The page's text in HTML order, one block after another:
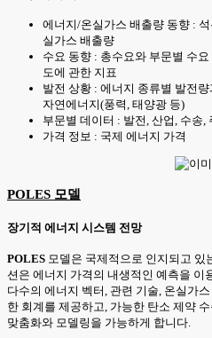
에너지/온실가스 배출량 동향 :
실가스 배출량
수요 동향 : 총수요와 부문별 수
도에 관한 지표
발전 상황 : 에너지 종류별 발전
자연에너지(풍력, 태양광 등)
부문별 데이터 : 발전, 산업, 수송,
가격 정보 : 국제 에너지 가격
POLES 모델
장기적 에너지 시스템 전망
POLES 모델은 국제적으로 인지되고 있
션은 에너지 가격의 내생적인 예측을 이
다수의 에너지 벡터, 관련 기술, 온실가
한 회계를 제공하고, 가능한 탄소 제약
맞춤화와 모델링을 가능하게 합니다.